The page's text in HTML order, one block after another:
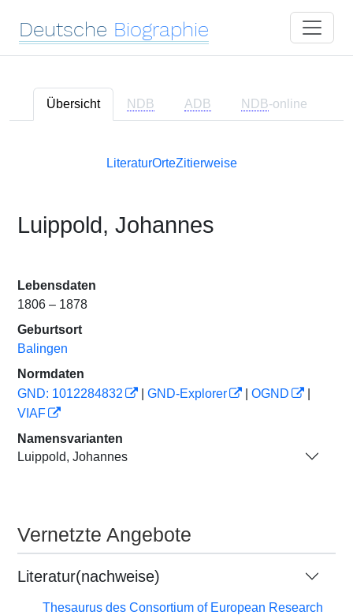
Deutsche Biographie
Übersicht NDB ADB NDB-online
LiteraturOrteZitierweise
Luippold, Johannes
Lebensdaten
1806 – 1878
Geburtsort
Balingen
Normdaten
GND: 1012284832
GND-Explorer OGND
VIAF
Namensvarianten
Luippold, Johannes
Vernetzte Angebote
Literatur(nachweise)
Thesaurus des Consortium of European Research